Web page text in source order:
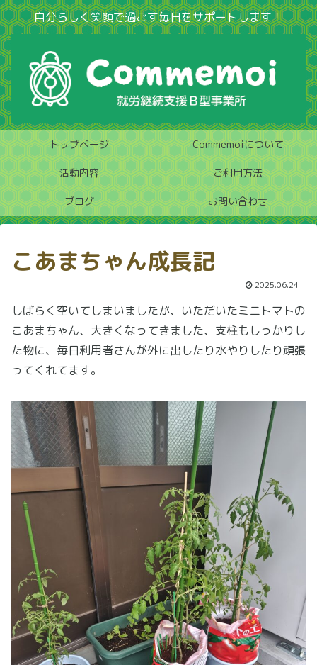
自分らしく笑顔で過ごす毎日をサポートします！
トップページ Commemoiについて
活動内容 ご利用方法
ブログ お問い合わせ
こあまちゃん成長記
2025.06.24
しばらく空いてしまいましたが、いただいたミニトマトの
こあまちゃん、大きくなってきました、支柱もしっかりし
た物に、毎日利用者さんが外に出したり水やりしたり頑張
ってくれてます。